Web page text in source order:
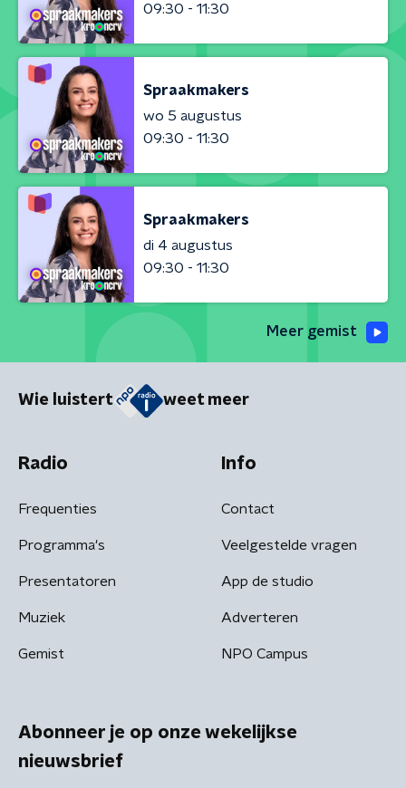
09:30 - 11:30
Spraakmakers
wo 5 augustus
09:30 - 11:30
Spraakmakers
di 4 augustus
09:30 - 11:30
Meer gemist
Wie luistert weet meer
Radio
Frequenties
Programma's
Presentatoren
Muziek
Gemist
Info
Contact
Veelgestelde vragen
App de studio
Adverteren
NPO Campus
Abonneer je op onze wekelijkse
nieuwsbrief